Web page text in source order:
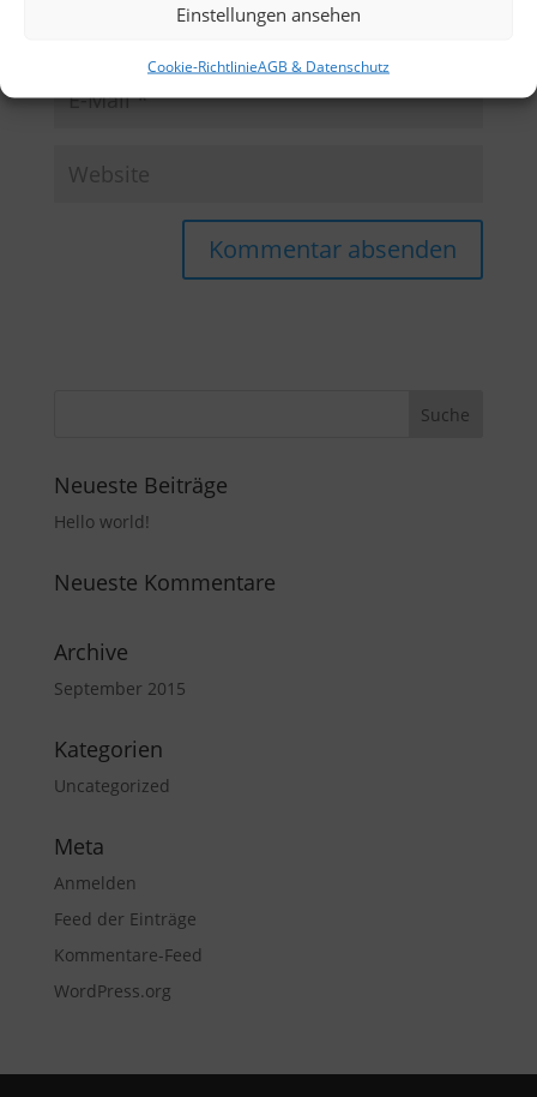
Einstellungen ansehen
Cookie-RichtlinieAGB & Datenschutz
Neueste Beiträge
Hello world!
Neueste Kommentare
Archive
September 2015
Kategorien
Uncategorized
Meta
Anmelden
Feed der Einträge
Kommentare-Feed
WordPress.org